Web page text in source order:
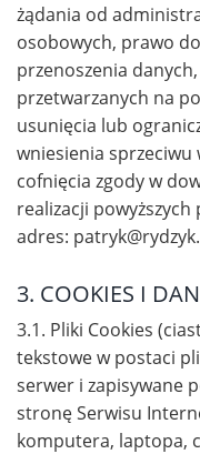
żądania od
osobowych, prawo
przenoszenia
przetwarzanych na
usunięcia lub
wniesienia
cofnięcia zgody w
realizacji powyższych
adres:
3. COOKIES I
3.1. Pliki Cookies
tekstowe w postaci
serwer i zapisywane
stronę Serwisu
komputera, laptopa,